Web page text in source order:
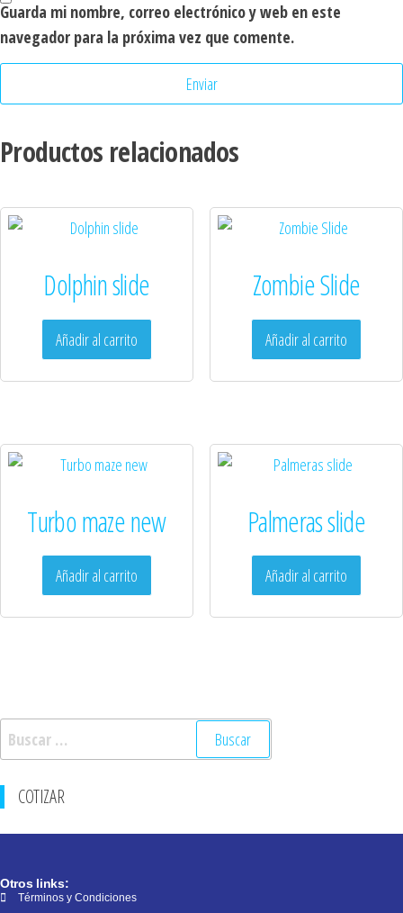
Guarda mi nombre, correo electrónico y web en este
navegador para la próxima vez que comente.
Productos relacionados
Dolphin slide
Añadir al carrito
Zombie Slide
Añadir al carrito
Turbo maze new
Añadir al carrito
Palmeras slide
Añadir al carrito
COTIZAR
Otros links:
Términos y Condiciones